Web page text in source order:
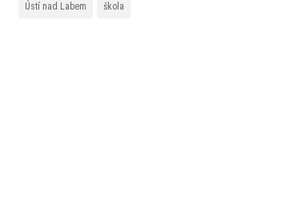
Ústí nad Labem škola